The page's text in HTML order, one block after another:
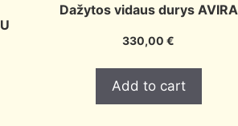
Dažytos vidaus durys AVIRA
330,00€
Add to cart